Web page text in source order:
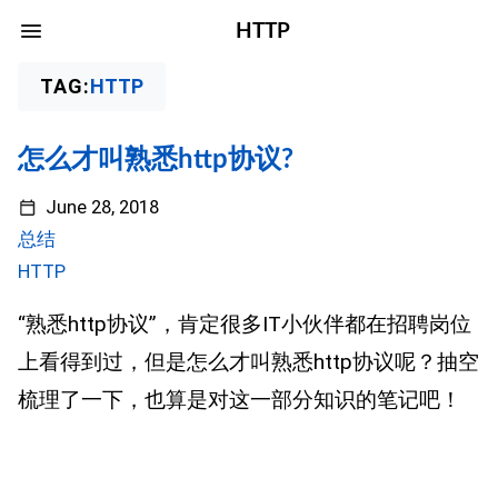
HTTP
TAG:HTTP
怎么才叫熟悉http协议?
June 28, 2018
总结
HTTP
“熟悉http协议”，肯定很多IT小伙伴都在招聘岗位
上看得到过，但是怎么才叫熟悉http协议呢？抽空
梳理了一下，也算是对这一部分知识的笔记吧！